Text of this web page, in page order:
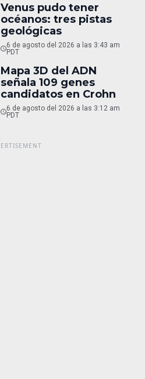
Venus pudo tener
océanos: tres pistas
geológicas
6 de agosto del 2026 a las 3:43 am
PDT
Mapa 3D del ADN
señala 109 genes
candidatos en Crohn
6 de agosto del 2026 a las 3:12 am
PDT